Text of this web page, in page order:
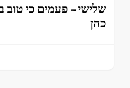
שלישי – פעמים כי
כהן